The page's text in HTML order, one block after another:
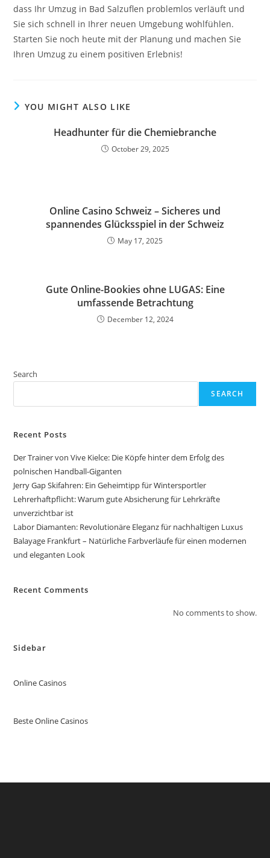
dass Ihr Umzug in Bad Salzuflen problemlos verläuft und
Sie sich schnell in Ihrer neuen Umgebung wohlfühlen.
Starten Sie noch heute mit der Planung und machen Sie
Ihren Umzug zu einem positiven Erlebnis!
YOU MIGHT ALSO LIKE
Headhunter für die Chemiebranche
October 29, 2025
Online Casino Schweiz – Sicheres und
spannendes Glücksspiel in der Schweiz
May 17, 2025
Gute Online-Bookies ohne LUGAS: Eine
umfassende Betrachtung
December 12, 2024
Search
SEARCH
Recent Posts
Der Trainer von Vive Kielce: Die Köpfe hinter dem Erfolg des
polnischen Handball-Giganten
Jerry Gap Skifahren: Ein Geheimtipp für Wintersportler
Lehrerhaftpflicht: Warum gute Absicherung für Lehrkräfte
unverzichtbar ist
Labor Diamanten: Revolutionäre Eleganz für nachhaltigen Luxus
Balayage Frankfurt – Natürliche Farbverläufe für einen modernen
und eleganten Look
Recent Comments
No comments to show.
Sidebar
Online Casinos
Beste Online Casinos